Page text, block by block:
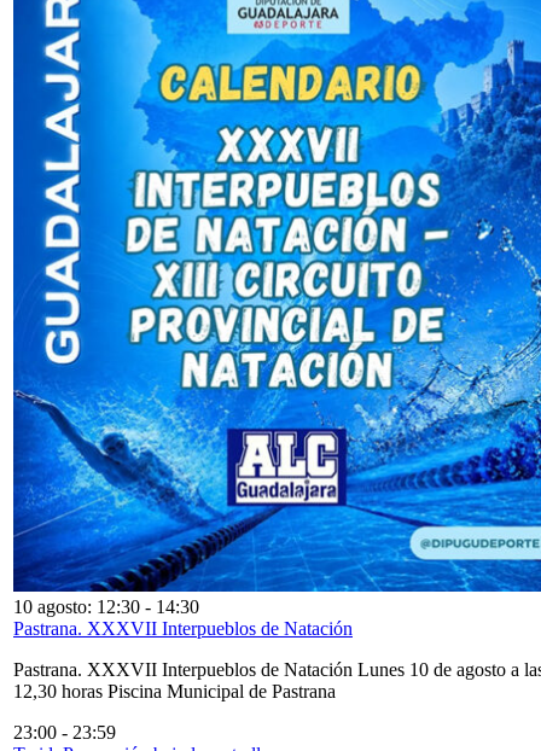
10 agosto: 12:30 - 14:30
Pastrana. XXXVII Interpueblos de Natación
Pastrana. XXXVII Interpueblos de Natación Lunes 10 de agosto a
12,30 horas Piscina Municipal de Pastrana
23:00 - 23:59